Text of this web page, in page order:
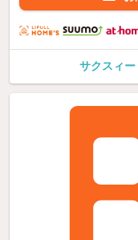
サクスィ